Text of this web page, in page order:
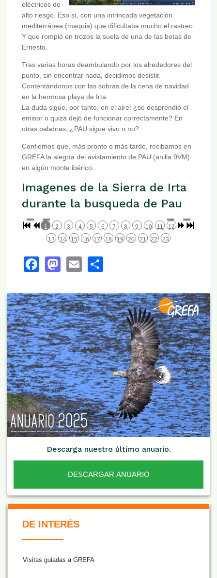
eléctricos de
alto riesgo. Eso sí, con una intrincada vegetación
mediterránea (maquia) que dificultaba mucho el rastreo.
Y que rompió en trozos la suela de una de las botas de
Ernesto.
Tras varias horas deambulando por los alrededores del
punto, sin encontrar nada, decidimos desistir.
Contentándonos con las sobras de la cena de navidad
en la hermosa playa de Irta.
La duda sigue, por tanto, en el aire: ¿se desprendió el
emisor o quizá dejó de funcionar correctamente? En
otras palabras, ¿PAU sigue vivo o no?
Confiemos que, más pronto o más tarde, recibamos en
GREFA la alegría del avistamiento de PAU (anilla 9VM)
en algún monte ibérico.
Imagenes de la Sierra de Irta
durante la busqueda de Pau
1 2 3 4 5 6 7 8 9 10 11
12
13
14 15 16 17 18 19 20 21 22 23
Facebook
Mastodon
Email
Descarga nuestro último anuario.
DESCARGAR ANUARIO
De Interés NARANJA
DE INTERÉS
Visitas guiadas a GREFA